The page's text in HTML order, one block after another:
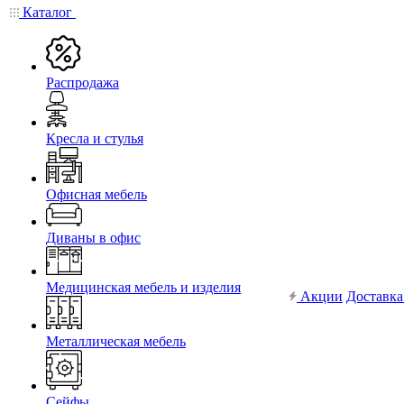
Каталог
Распродажа
Кресла и стулья
Офисная мебель
Диваны в офис
Медицинская мебель и изделия
Металлическая мебель
Акции